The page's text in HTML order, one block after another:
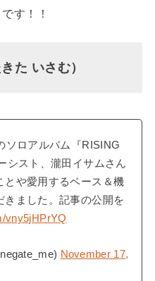
す！！
た いさむ）
ソロアルバム『RISING
シスト、瀧田イサムさん
とや愛用するベース＆機
きました。記事の公開を
vny5jHPrYQ
November 17,